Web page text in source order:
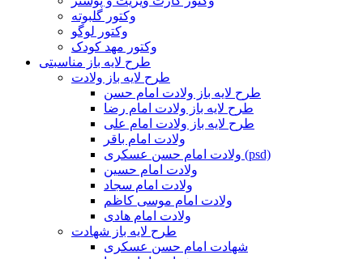
وکتور گلبوته
وکتور لوگو
وکتور مهد کودک
طرح لایه باز مناسبتی
طرح لایه باز ولادت
طرح لایه باز ولادت امام حسن
طرح لایه باز ولادت امام رضا
طرح لایه باز ولادت امام علی
ولادت امام باقر
ولادت امام حسن عسکری (psd)
ولادت امام حسین
ولادت امام سجاد
ولادت امام موسی کاظم
ولادت امام هادی
طرح لایه باز شهادت
شهادت امام حسن عسکری